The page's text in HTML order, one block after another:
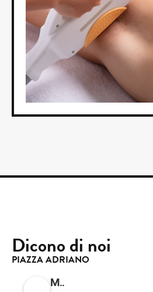
Dicono di noi
PIAZZA ADRIANO
Mimicao